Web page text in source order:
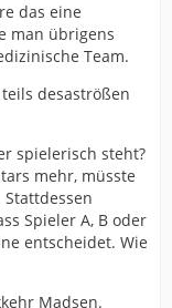
das eine
man übrigens
Team.
desaströßen
spielerisch steht?
mehr, müsste
Spieler A, B oder
entscheidet. Wie
Madsen.